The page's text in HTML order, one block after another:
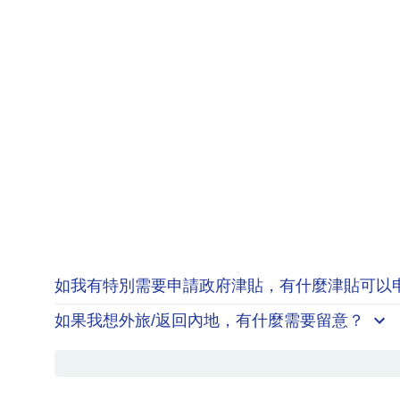
如我有特別需要申請政府津貼 ，有什麼津貼可以
如果我想外旅/返回內地，有什麼需要留意？